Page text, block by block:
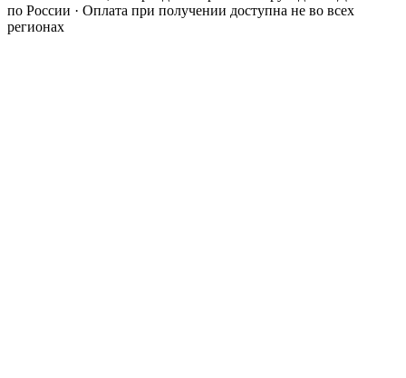
по России · Оплата при получении доступна не во всех
регионах